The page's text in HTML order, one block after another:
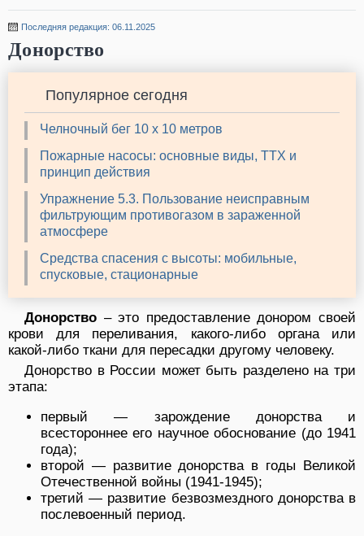
Последняя редакция: 06.11.2025
Донорство
Популярное сегодня
Челночный бег 10 х 10 метров
Пожарные насосы: основные виды, ТТХ и
принцип действия
Упражнение 5.3. Пользование неисправным
фильтрующим противогазом в зараженной
атмосфере
Средства спасения с высоты: мобильные,
спусковые, стационарные
Донорство – это предоставление донором своей
крови для переливания, какого-либо органа или
какой-либо ткани для пересадки другому человеку.
Донорство в России может быть разделено на три
этапа:
первый — зарождение донорства и
всестороннее его научное обоснование (до 1941
года);
второй — развитие донорства в годы Великой
Отечественной войны (1941-1945);
третий — развитие безвозмездного донорства в
послевоенный период.